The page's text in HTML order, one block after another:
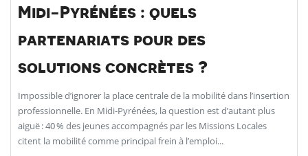
Midi-Pyrénées : quels
partenariats pour des
solutions concrètes ?
Impossible d’ignorer la place centrale de la mobilité dans l’insertion
professionnelle. En Midi-Pyrénées, la question est d’autant plus
aiguë : 40 % des jeunes accompagnés par les Missions Locales
citent la mobilité comme principal frein à l’emploi...